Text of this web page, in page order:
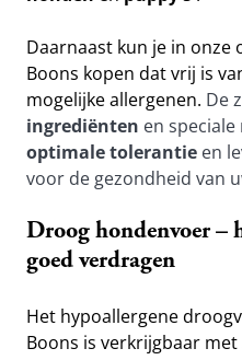
Daarnaast kun je in
Boons kopen dat vrij is
mogelijke allergenen. De
ingrediënten en
optimale tolerantie en
voor de gezondheid van
Droog hondenvoer –
goed verdragen
Het hypoallergene
Boons is verkrijgbaar